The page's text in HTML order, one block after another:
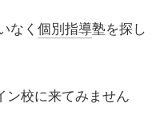
なく 個別指導塾を探し
ン校に来てみません